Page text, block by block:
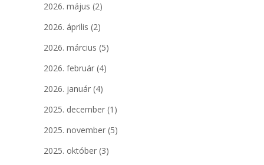
2026. május (2)
2026. április (2)
2026. március (5)
2026. február (4)
2026. január (4)
2025. december (1)
2025. november (5)
2025. október (3)